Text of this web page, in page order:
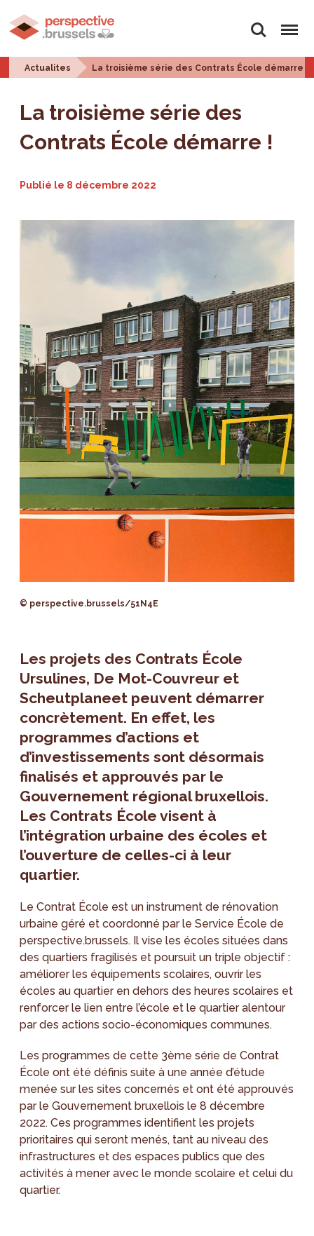
Rechercher
Menu
Actualites La troisième série des Contrats École démarre !
La troisième série des
Contrats École démarre !
Publié le 8 décembre 2022
© perspective.brussels/51N4E
Les projets des Contrats École
Ursulines, De Mot-Couvreur et
Scheutplaneet peuvent démarrer
concrètement. En effet, les
programmes d’actions et
d’investissements sont désormais
finalisés et approuvés par le
Gouvernement régional bruxellois.
Les Contrats École visent à
l’intégration urbaine des écoles et
l’ouverture de celles-ci à leur
quartier.
Le Contrat École est un instrument de rénovation
urbaine géré et coordonné par le Service École de
perspective.brussels. Il vise les écoles situées dans
des quartiers fragilisés et poursuit un triple objectif :
améliorer les équipements scolaires, ouvrir les
écoles au quartier en dehors des heures scolaires et
renforcer le lien entre l’école et le quartier alentour
par des actions socio-économiques communes.
Les programmes de cette 3ème série de Contrat
École ont été définis suite à une année d’étude
menée sur les sites concernés et ont été approuvés
par le Gouvernement bruxellois le 8 décembre
2022. Ces programmes identifient les projets
prioritaires qui seront menés, tant au niveau des
infrastructures et des espaces publics que des
activités à mener avec le monde scolaire et celui du
quartier.